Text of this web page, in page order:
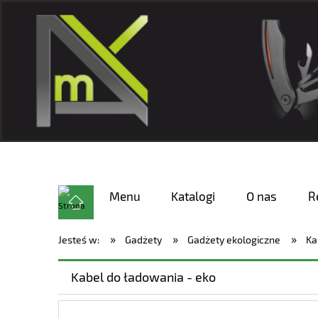
Menu Katalogi O nas
Jesteś w: » Gadżety » Gadżety ekologiczne »
Kabel do ładowania - eko